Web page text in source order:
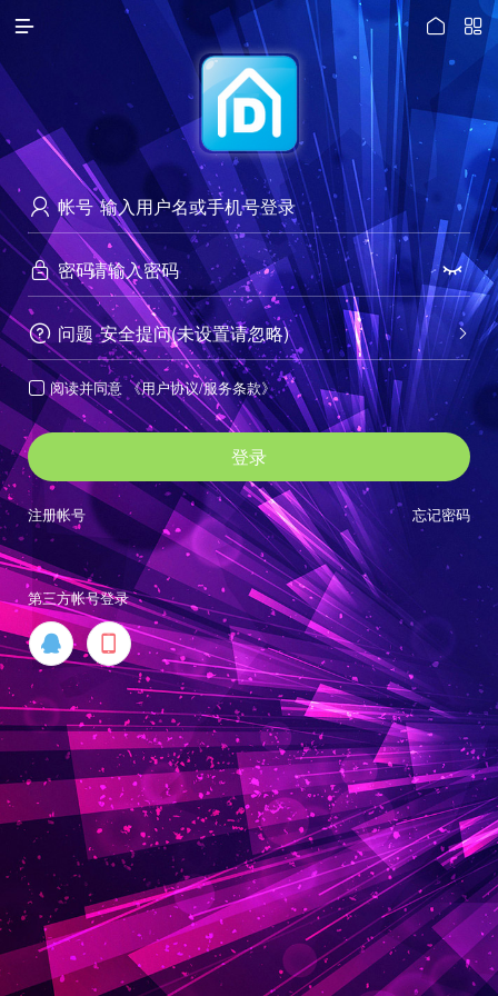
 

 帐号
 密码 
 问题 
安全提问(未设置请忽略)
 阅读并同意 《用户协议/服务条款》
登录
忘记密码
注册帐号
第三方帐号登录
 